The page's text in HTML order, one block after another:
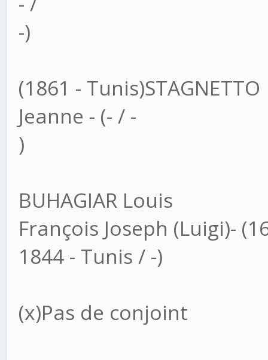
-)
(1861 - Tunis)STAGNETTO
Jeanne - (- / -
)
BUHAGIAR Louis
François Joseph (Luigi)-
1844 - Tunis / -)
(x)Pas de conjoint